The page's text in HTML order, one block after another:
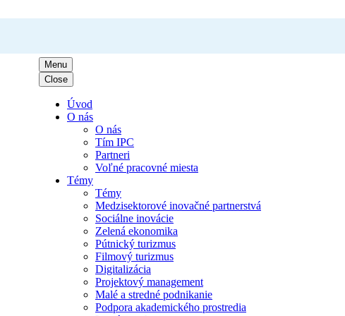
Menu
Close
Úvod
O nás
O nás
Tím IPC
Partneri
Voľné pracovné miesta
Témy
Témy
Medzisektorové inovačné partnerstvá
Sociálne inovácie
Zelená ekonomika
Pútnický turizmus
Filmový turizmus
Digitalizácia
Projektový management
Malé a stredné podnikanie
Podpora akademického prostredia